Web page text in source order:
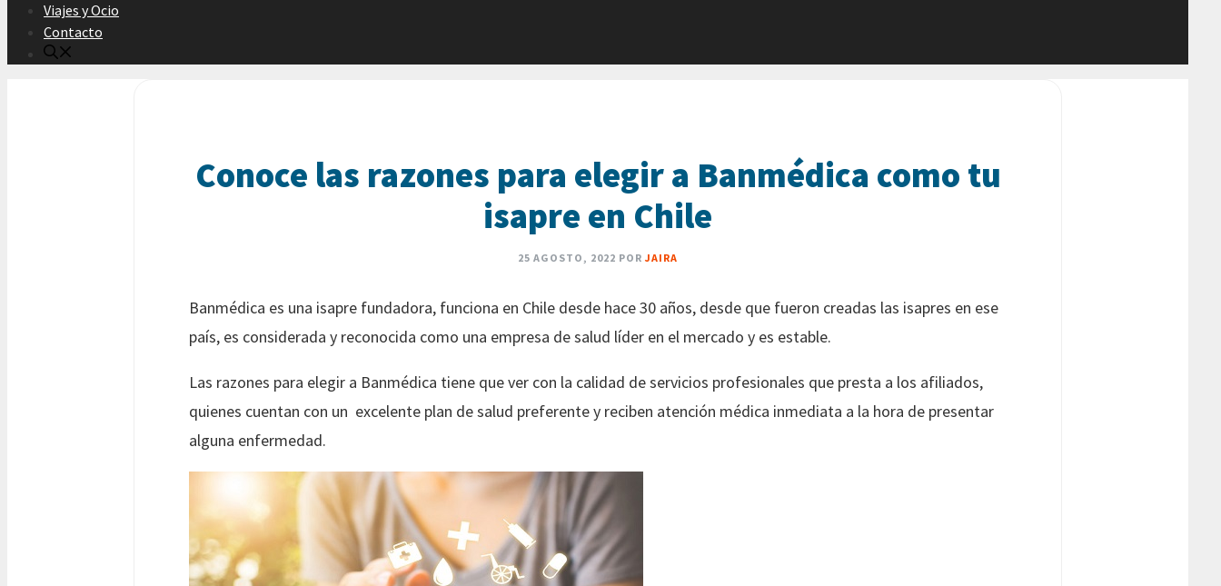
Viajes y Ocio
Contacto
Conoce las razones para elegir a Banmédica como tu
isapre en Chile
25 AGOSTO, 2022 POR JAIRA
Banmédica es una isapre fundadora, funciona en Chile desde hace 30 años, desde que fueron creadas las isapres en ese
país, es considerada y reconocida como una empresa de salud líder en el mercado y es estable.
Las razones para elegir a Banmédica tiene que ver con la calidad de servicios profesionales que presta a los afiliados,
quienes cuentan con un excelente plan de salud preferente y reciben atención médica inmediata a la hora de presentar
alguna enfermedad.